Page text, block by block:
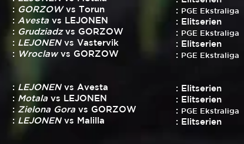
: GORZOWvs Torun
: Avesta vs LEJONEN
: Grudziadzvs GORZOW
: LEJONENvs Vastervik
: Wroclawvs GORZOW
: LEJONENvs Avesta
: Motala vs LEJONEN
: Zielona Gora vs GORZOW
: LEJONENvs Malilla
: PGE Ekstraliga
: Elitserien
: PGE Ekstraliga
: Elitserien
: PGE Ekstraliga
: Elitserien
: Elitserien
: PGE Ekstraliga
: Elitserien